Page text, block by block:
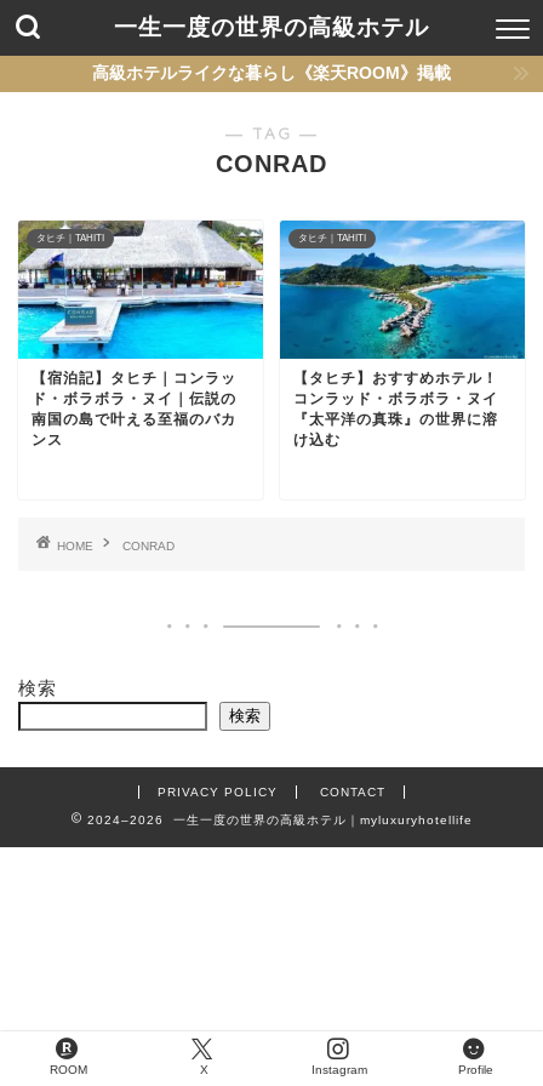
一生一度の世界の高級ホテル
高級ホテルライクな暮らし《楽天ROOM》掲載
― TAG ―
CONRAD
タヒチ｜TAHITI
【宿泊記】タヒチ｜コンラッ
ド・ボラボラ・ヌイ｜伝説の
南国の島で叶える至福のバカ
ンス
タヒチ｜TAHITI
【タヒチ】おすすめホテル！
コンラッド・ボラボラ・ヌイ
『太平洋の真珠』の世界に溶
け込む
HOME CONRAD
検索
検索
PRIVACY POLICY CONTACT
2024–2026 一生一度の世界の高級ホテル｜myluxuryhotellife
ROOM X Instagram Profile